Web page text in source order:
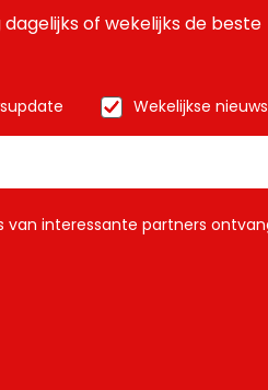
of wekelijks de beste
Wekelijkse
van interessante partners